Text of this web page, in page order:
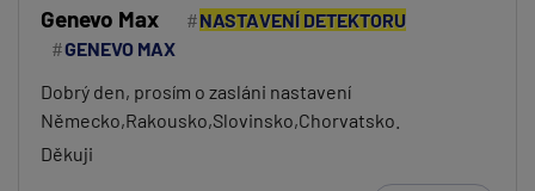
Genevo Max
NASTAVENÍ DETEKTORU
GENEVO MAX
Dobrý den, prosím o zasláni nastavení
Německo,Rakousko,Slovinsko,Chorvatsko.
Děkuji